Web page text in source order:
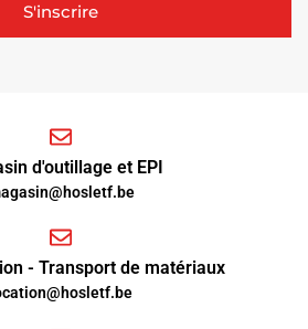
S'inscrire
d'outillage et EPI
- Transport de matériaux